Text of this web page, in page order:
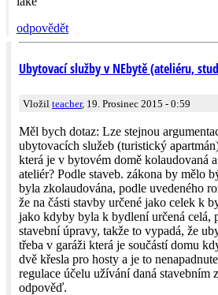
odpovědět
Ubytovací služby v NEbytě (ateliéru,
Vložil teacher, 19. Prosinec 2015 - 0:59
Měl bych dotaz: Lze stejnou
ubytovacích služeb (turistický
která je v bytovém domě kolaudovaná
ateliér? Podle staveb. zákona by mělo
byla zkolaudována, podle uvedeného
že na části stavby určené jako celek k
jako kdyby byla k bydlení určená celá,
stavební úpravy, takže to vypadá, že
třeba v garáži která je součástí domu
dvě křesla pro hosty a je to
regulace účelu užívání daná stavebním
odpověď.